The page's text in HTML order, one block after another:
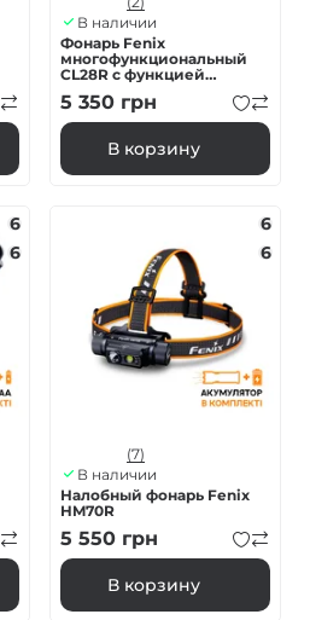
В наличии
Фонарь Fenix
многофункциональный
CL28R с функцией
Powerbank (10 000 mAh)
5 350 грн
В корзину
6
6
6
6
(7)
В наличии
Налобный фонарь Fenix
HM70R
5 550 грн
В корзину